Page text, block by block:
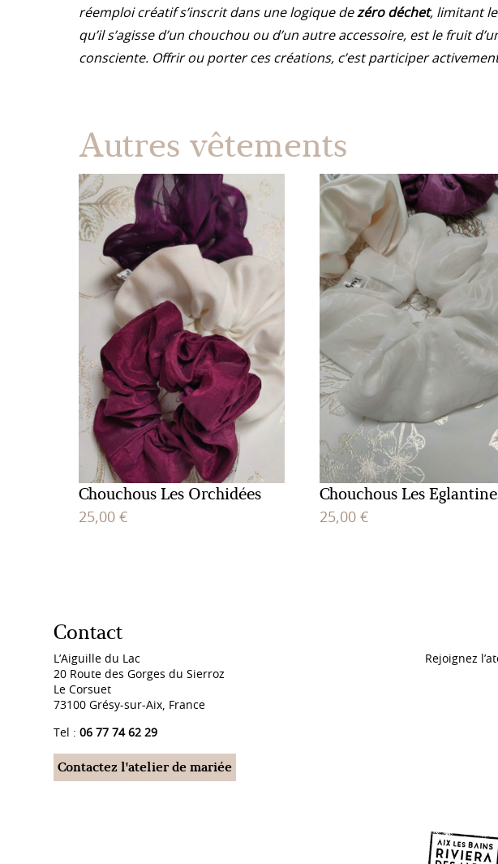
réemploi créatif s’inscrit dans une logique de zéro déchet, limitant
qu’il s’agisse d’un chouchou ou d’un autre accessoire, est le fruit
consciente. Offrir ou porter ces créations, c’est participer
Autres vêtements
Chouchous Les Orchidées
25,00 €
Chouchous Les
25,00€
Contact
L’Aiguille du Lac
20 Route des Gorges du Sierroz
Le Corsuet
73100 Grésy-sur-Aix, France
Tel : 06 77 74 62 29
Contactez l'atelier de mariée
Rejoignez